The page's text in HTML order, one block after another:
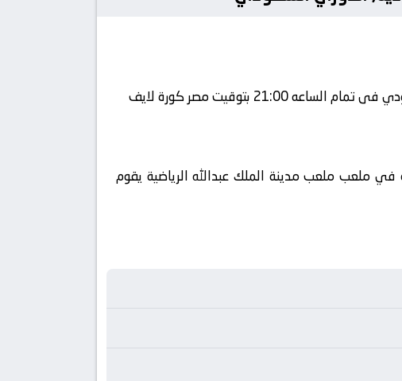
فضائيا على قناة كورة 360 ويتم إستضافة المباراه في ملعب ملعب مدينة الملك عبدالله الرياضية يقوم